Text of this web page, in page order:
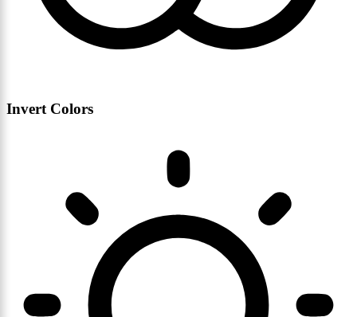
Invert Colors